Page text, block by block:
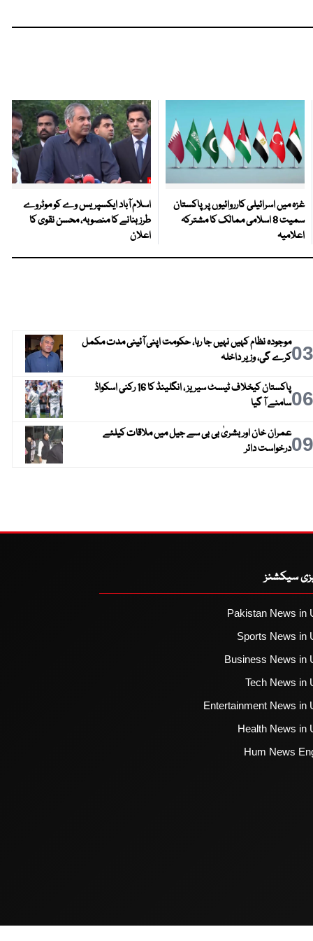
غزہ میں اسرائیلی کارروائیوں پر پاکستان
سمیت 8 اسلامی ممالک کا مشترکہ
اعلامیہ
اسلام آباد ایکسپریس وے کو موٹروے
طرز بنانے کا منصوبہ، محسن نقوی کا
اعلان
03موجودہ نظام کہیں نہیں جا رہا، حکومت اپنی آئینی مدت مکمل
کرے گی، وزیر داخلہ
06
پاکستان کیخلاف ٹیسٹ سیریز ، انگلینڈ کا 16 رکنی اسکواڈ
سامنے آ گیا
09عمران خان اور بشریٰ بی بی سے جیل میں ملاقات کیلئے
درخواست دائر
سیکشنز
Pakistan News in
Sports News in
Business News in
Tech News in
Entertainment News in
Health News in
Hum News